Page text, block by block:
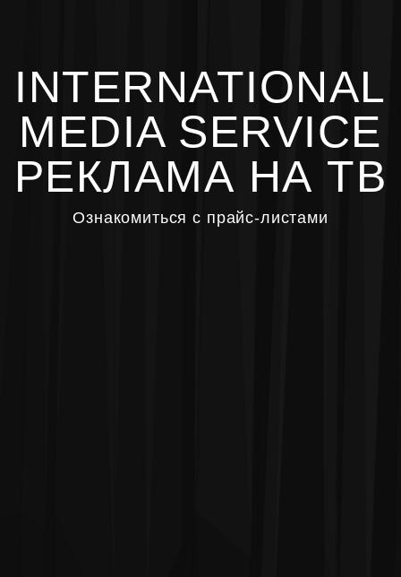
INTERNATIONAL
MEDIA SERVICE
РЕКЛАМА НА ТВ
Ознакомиться с прайс-листами